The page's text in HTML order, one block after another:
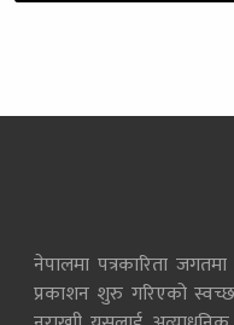
नेपालमा पत्रकारिता
प्रकाशन शुरु गरिएको स्वच्छ